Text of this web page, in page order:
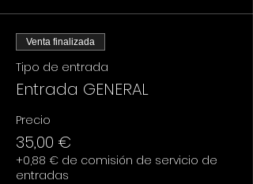
Venta finalizada
Tipo de entrada
Entrada GENERAL
Precio
35,00 €
+0,88 € de comisión de servicio de
entradas